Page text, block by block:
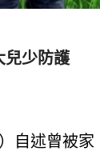
兒少防護
自述曾被家